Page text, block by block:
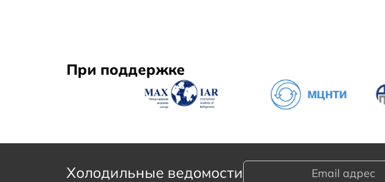
При поддержке
Холодильные ведомости